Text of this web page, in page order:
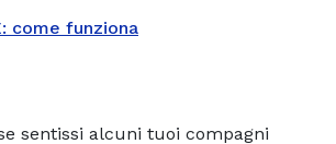
come funziona
sentissi alcuni tuoi compagni